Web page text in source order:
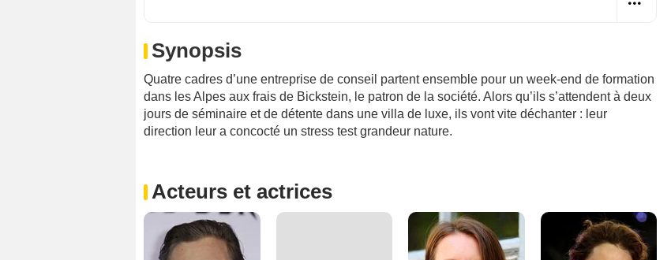
Synopsis
Quatre cadres d’une entreprise de conseil partent ensemble pour un week-end de formation
dans les Alpes aux frais de Bickstein, le patron de la société. Alors qu’ils s’attendent à deux
jours de séminaire et de détente dans une villa de luxe, ils vont vite déchanter : leur
direction leur a concocté un stress test grandeur nature.
Acteurs et actrices